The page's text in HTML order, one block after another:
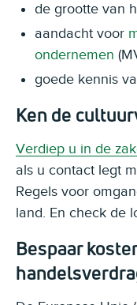
de grootte van
aandacht voor
ondernemen
goede kennis
Ken de
Verdiep u in de
als u contact legt
Regels voor
land. En check de
Bespaar